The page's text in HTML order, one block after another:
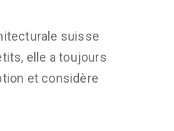
suisse
elle a toujours
et considère